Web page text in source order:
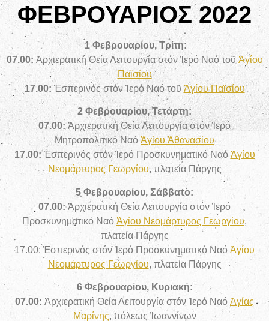
ΦΕΒΡΟΥΑΡΙΟΣ 2022
1 Φεβρουαρίου, Τρίτη:
07.00: Ἀρχιερατική Θεία Λειτουργίαστόν Ἱερό Ναό τοῦ Ἁγίου
Παϊσίου
17.00: Ἑσπερινός στόν Ἱερό Ναό τοῦ Ἁγίου Παϊσίου
2 Φεβρουαρίου, Τετάρτη:
07.00: Ἀρχιερατική Θεία Λειτουργίαστόν Ἱερό
Μητροπολιτικό ΝαόἉγίου Ἀθανασίου
17.00:Ἑσπερινός στόν Ἱερό Προσκυνηματικό Ναό Ἁγίου
Νεομάρτυρος Γεωργίου, πλατεία Πάργης
5 Φεβρουαρίου, Σάββατο:
07.00:Ἀρχιερατική Θεία Λειτουργία στόν Ἱερό
Προσκυνηματικό Ναό Ἁγίου Νεομάρτυρος Γεωργίου,
πλατεία Πάργης
17.00: Ἑσπερινός στόν Ἱερό Προσκυνηματικό Ναό Ἁγίου
Νεομάρτυρος Γεωργίου, πλατεία Πάργης
6 Φεβρουαρίου, Κυριακή:
07.00: Ἀρχιερατική Θεία Λειτουργία στόν Ἱερό Ναό Ἁγίας
Μαρίνης, πόλεως Ἰωαννίνων